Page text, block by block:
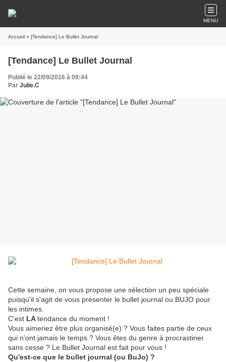
MENU
Accueil » [Tendance] Le Bullet Journal
[Tendance] Le Bullet Journal
Publié le 22/09/2016 à 09:44
Par Julie.C
Cette semaine, on vous propose une sélection un peu spéciale
puisqu'il s'agit de vous présenter le bullet journal ou BUJO pour
les intimes.
C'est LAtendance du moment !
Vous aimeriez être plus organisé(e) ? Vous faites partie de ceux
qui n'ont jamais le temps ? Vous êtes du genre à procrastiner
sans cesse ? Le Bullet Journal est fait pour vous !
Qu'est-ce que le bullet journal (ou BuJo) ?